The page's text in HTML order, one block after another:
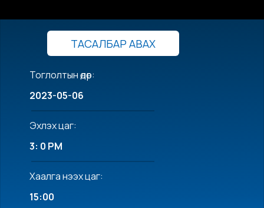
ТАСАЛБАР АВАХ
Тоглолтын өдөр:
2023-05-06
Эхлэх цаг:
3: 0 PM
Хаалга нээх цаг:
15:00